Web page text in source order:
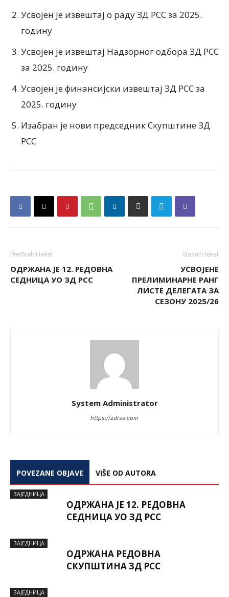
Усвојен је извештај о раду ЗД РСС за 2025.
годину
Усвојен је извештај Надзорног одбора ЗД РСС
за 2025. годину
Усвојен је финансијски извештај ЗД РСС за
2025. годину
Изабран је нови председник Скупштине ЗД
РСС
Prethodni tekst
ОДРЖАНА ЈЕ 12. РЕДОВНА
СЕДНИЦА УО ЗД РСС
Sledeći tekst
УСВОЈЕНЕ
ПРЕЛИМИНАРНЕ РАНГ
ЛИСТЕ ДЕЛЕГАТА ЗА
СЕЗОНУ 2025/26
System Administrator
https://zdrss.com
POVEZANE OBJAVE VIŠE OD AUTORA
ЗАЈЕДНИЦА
ОДРЖАНА ЈЕ 12. РЕДОВНА
СЕДНИЦА УО ЗД РСС
ЗАЈЕДНИЦА
ОДРЖАНА РЕДОВНА
СКУПШТИНА ЗД РСС
ЗАЈЕДНИЦА